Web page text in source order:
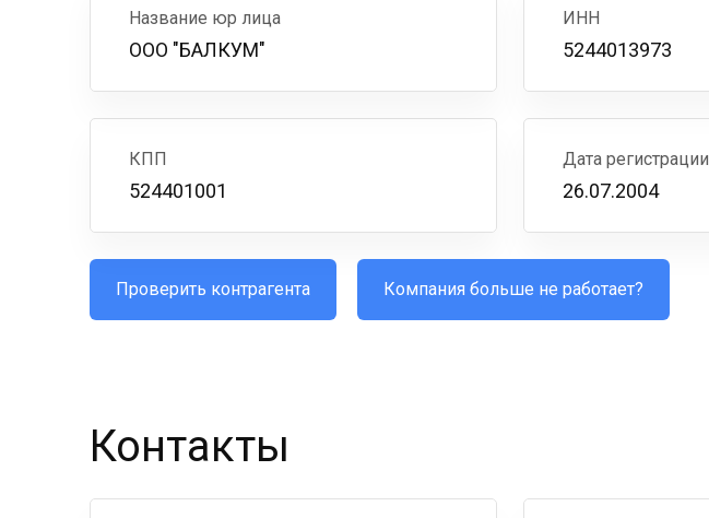
Название юр лица
ООО "БАЛКУМ"
ИНН
5244013973
КПП
524401001
Дата регистрации
26.07.2004
Проверить контрагента Компания больше не работает?
Контакты